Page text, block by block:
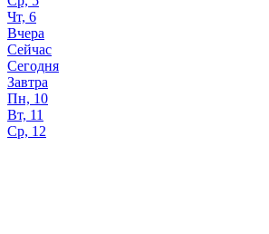
Чт, 6
Вчера
Сейчас
Сегодня
Завтра
Пн, 10
Вт, 11
Ср, 12